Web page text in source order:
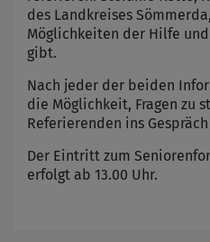
des Landkreises
Möglichkeiten der Hilfe und
gibt.
Nach jeder der beiden
die Möglichkeit, Fragen zu
Referierenden ins
Der Eintritt zum
erfolgt ab 13.00 Uhr.